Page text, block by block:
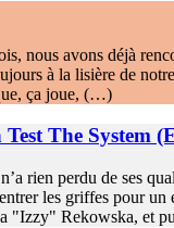
nous avons déjà
à la lisière de
ça joue, (…)
The System
rien perdu de ses
les griffes pour un
"Izzy" Rekowska, et